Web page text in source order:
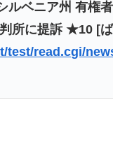
ルベニア州 有権
判所に提訴 ★10 [
test/read.cgi/